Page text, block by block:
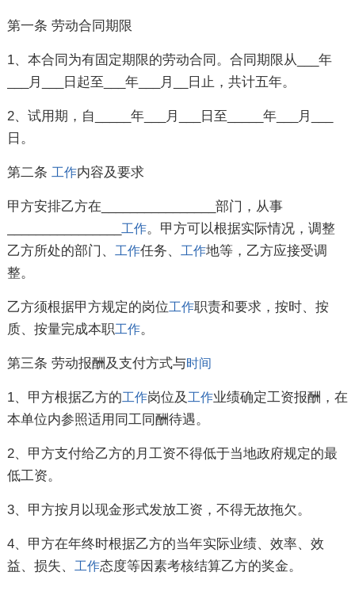
第一条 劳动合同期限
1、本合同为有固定期限的劳动合同。合同期限从___年
___月___日起至___年___月__日止，共计五年。
2、试用期，自_____年___月___日至_____年___月___
日。
第二条 工作内容及要求
甲方安排乙方在________________部门，从事
工作。甲方可以根据实际情况，调整
乙方所处的部门、
工作任务、 工作地等，乙方应接受调
整。
乙方须根据甲方规定的岗位工作职责和要求，按时、按
质、按量完成本职工作。
第三条 劳动报酬及支付方式与时间
1、甲方根据乙方的工作岗位及 工作业绩确定工资报酬，在
本单位内参照适用同工同酬待遇。
2、甲方支付给乙方的月工资不得低于当地政府规定的最
低工资。
3、甲方按月以现金形式发放工资，不得无故拖欠。
4、甲方在年终时根据乙方的当年实际业绩、效率、效
益、损失、
工作态度等因素考核结算乙方的奖金。